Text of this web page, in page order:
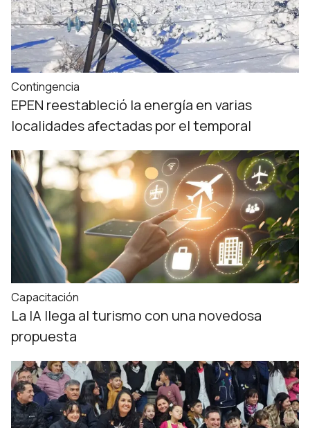
Contingencia
EPEN reestableció la energía en varias
localidades afectadas por el temporal
Capacitación
La IA llega al turismo con una novedosa
propuesta